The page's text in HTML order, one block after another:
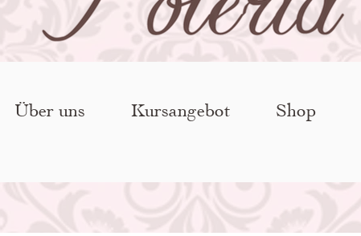
Über uns Kursangebot Shop